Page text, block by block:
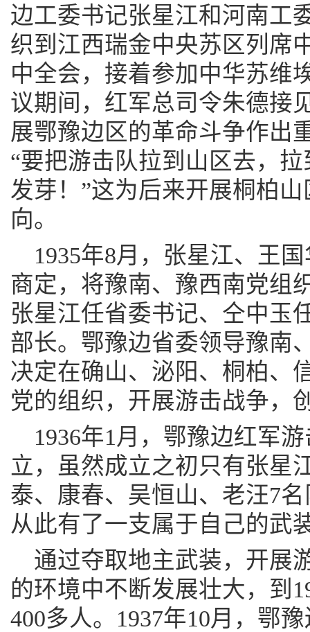
边工委书记张星江和河南工
织到江西瑞金中央苏区列席
中全会，接着参加中华苏维
议期间，红军总司令朱德接
展鄂豫边区的革命斗争作出
“要把游击队拉到山区去，
发芽！”这为后来开展桐柏
向。
1935年8月，张星江、王
商定，将豫南、豫西南党组
张星江任省委书记、仝中玉
部长。鄂豫边省委领导豫南
决定在确山、泌阳、桐柏、
党的组织，开展游击战争，
1936年1月，鄂豫边红军
立，虽然成立之初只有张星
泰、康春、吴恒山、老汪7
从此有了一支属于自己的武
通过夺取地主武装，开展
的环境中不断发展壮大，到
400多人。1937年10月，鄂